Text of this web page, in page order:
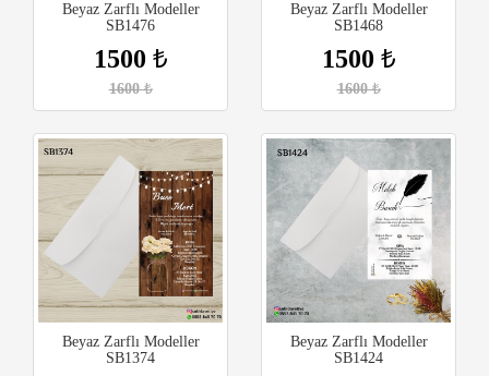
Beyaz Zarflı Modeller
SB1476
1500 ₺
1600₺
Beyaz Zarflı Modeller
SB1468
1500 ₺
1600₺
Beyaz Zarflı Modeller
SB1374
Beyaz Zarflı Modeller
SB1424